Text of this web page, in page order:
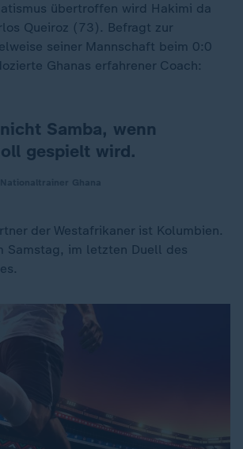
übertroffen wird Hakimi da
Queiroz (73). Befragt zur
seiner Mannschaft beim 0:0
Ghanas erfahrener Coach:
Samba, wenn
gespielt wird.
der Westafrikaner ist Kolumbien.
Samstag, im letzten Duell des